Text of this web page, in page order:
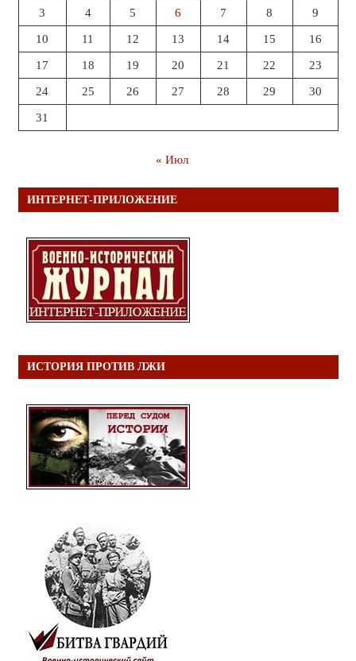
3 4 5 6 7 8 9
10 11 12 13 14 15 16
17 18 19 20 21 22 23
24 25 26 27 28 29 30
31
« Июл
ИНТЕРНЕТ-ПРИЛОЖЕНИЕ
ИСТОРИЯ ПРОТИВ ЛЖИ